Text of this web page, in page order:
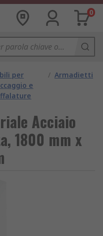
0
per
e
/ Armadietti
Acciaio
1800 mm x